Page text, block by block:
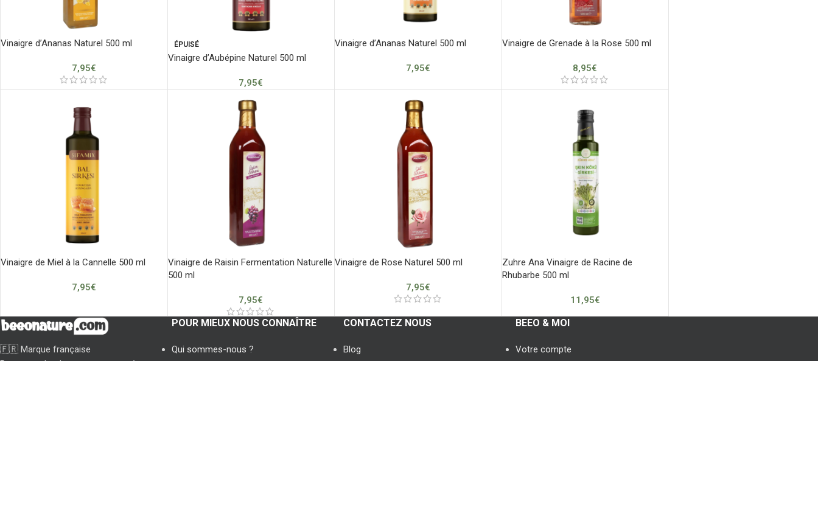
Vinaigre d’Ananas Naturel 500 ml
7,95€
ÉPUISÉ
Vinaigre d’Aubépine Naturel 500 ml
7,95€
Vinaigre d’Ananas Naturel 500 ml
7,95€
Vinaigre de Grenade à la Rose 500 ml
8,95€
Vinaigre de Miel à la Cannelle 500 ml
7,95€
Vinaigre de Raisin Fermentation Naturelle
500 ml
7,95€
Vinaigre de Rose Naturel 500 ml
7,95€
Zuhre Ana Vinaigre de Racine de
Rhubarbe 500 ml
11,95€
🇫🇷 Marque française
Pour votre bonheur et votre santé,
POUR MIEUX NOUS CONNAÎTRE
Qui sommes-nous ?
CONTACTEZ NOUS
Blog
BEEO & MOI
Votre compte